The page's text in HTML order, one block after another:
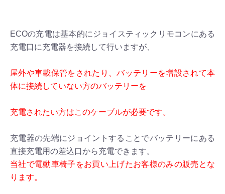
ECOの充電は基本的にジョイスティックリモコンにある
充電口に充電器を接続して行いますが、
屋外や車載保管をされたり、バッテリーを増設されて本
体に接続していない方のバッテリーを
充電されたい方はこのケーブルが必要です。
充電器の先端にジョイントすることでバッテリーにある
直接充電用の差込口から充電できます。
当社で電動車椅子をお買い上げたお客様のみの販売とな
ります。